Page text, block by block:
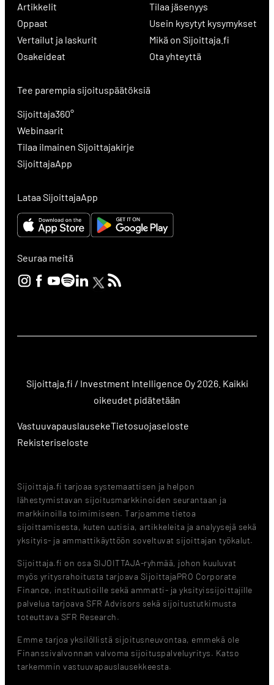
Artikkelit
Oppaat
Vertailut ja laskurit
Osakeideat
Tilaa jäsenyys
Usein kysytyt kysymykset
Mikä on Sijoittaja.fi
Ota yhteyttä
Tee parempia sijoituspäätöksiä
Sijoittaja360°
Webinaarit
Tilaa ilmainen Sijoittajakirje
SijoittajaApp
Lataa SijoittajaApp
Seuraa meitä
Sijoittaja.fi / Investment Intelligence Oy 2026. Kaikki
oikeudet pidätetään
VastuuvapauslausekeTietosuojaseloste
Rekisteriseloste
Sijoittaja.fi tarjoaa systemaattisen ja helpon
lähestymistavan sijoitusmarkkinoiden seurantaan ja
markkinoilla toimimiseen. Tarjoamme tietoa
sijoittamisesta, kuten uutisia, artikkeleita ja analyysejä sekä
yksityis- ja ammattikäyttöön soveltuvat sijoittajan työkalut.
Sijoittaja.fi on osa SIJOITTAJA-ryhmää, johon kuuluvat
myös yritysrahoitusta tarjoava SijoittajaPRO Corporate
Finance, instituutioille sekä ammatti- ja yksityissijoittajille
palvelua tarjoava SFR Advisors sekä sijoitustutkimusta
toteuttava SFR Research.
Emme tarjoa yksilöllistä sijoitusneuvontaa, emmekä ole
Finanssivalvonnan valvoma sijoituspalveluyritys. Katso
tarkemmin vastuuvapauslausekkeesta.